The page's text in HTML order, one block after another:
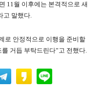
11월 이후에는 본격적으로 새
고 말했다.
로 안정적으로 이행을 준비할
거듭 부탁드린다”고 전했다.